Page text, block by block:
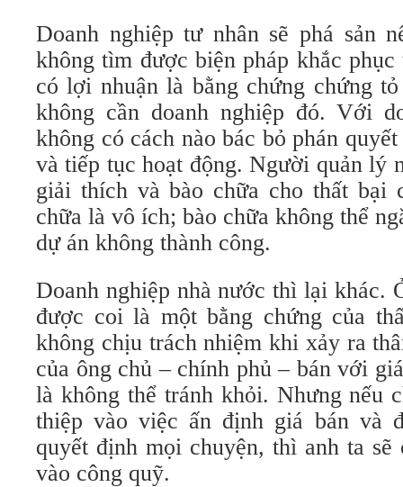
Doanh nghiệp tư nhân sẽ phá sản
không tìm được biện pháp khắc
có lợi nhuận là bằng chứng chứng
không cần doanh nghiệp đó. Với
không có cách nào bác bỏ phán
và tiếp tục hoạt động. Người quản lý
giải thích và bào chữa cho thất bại
chữa là vô ích; bào chữa không thể
dự án không thành công.
Doanh nghiệp nhà nước thì lại khác.
được coi là một bằng chứng của
không chịu trách nhiệm khi xảy ra
của ông chủ – chính phủ – bán với
là không thể tránh khỏi. Nhưng nếu
thiệp vào việc ấn định giá bán và
quyết định mọi chuyện, thì anh ta sẽ
vào công quỹ.